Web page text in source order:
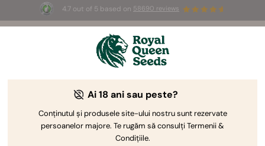
4.7 out of 5 based on 58690 reviews
3 semințe White Widow AutoGRATUITE pentru
Ai 18 ani sau peste?
Conținutul și produsele site-ului nostru sunt rezervate
persoanelor majore. Te rugăm să consulți Termenii &
Condițiile.